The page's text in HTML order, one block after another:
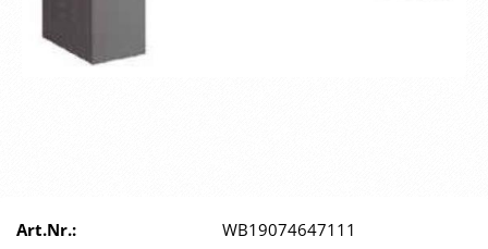
Art.Nr.:
WB19074647111